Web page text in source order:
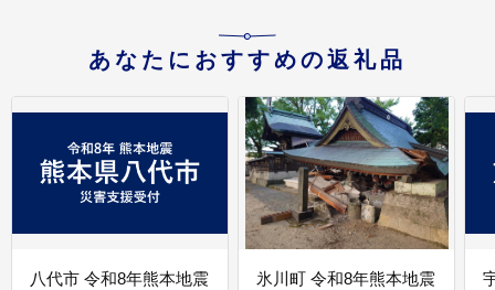
あなたにおすすめの返礼品
八代市 令和8年熊本地震
氷川町 令和8年熊本地震